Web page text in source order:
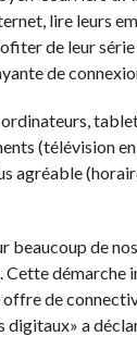
lire leurs
de leur
de
(télévision
agréable
beaucoup de
démarche
de
a